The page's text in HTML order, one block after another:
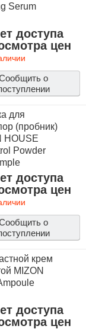
Serum
доступа
цен
о
для
(пробник)
HOUSE
Powder
доступа
цен
о
крем
MIZON
доступа
цен